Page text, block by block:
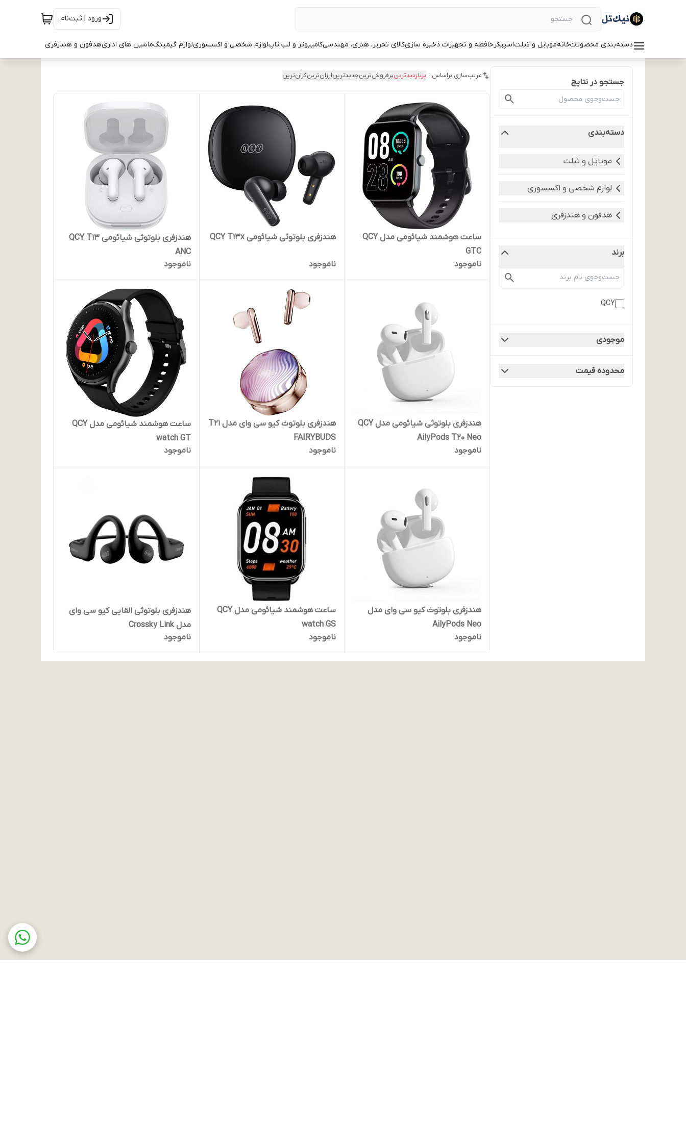
ورود | ثبت‌نام
دسته‌بندی محصولاتخانهموبایل و تبلتاسپیکرحافظه و تجهیزات ذخیره سازیکالای تحریر، هنری، مهندسیکامپیوتر و لپ تاپلوازم شخصی و اکسسوریلوازم گیمینگماشین های اداریهدفون و هندزفری
جستجو در نتایج
دسته‌بندی
موبایل و تبلت
لوازم شخصی و اکسسوری
هدفون و هندزفری
برند
QCY
موجودی
محدوده قیمت
مرتب‌سازی براساس: پربازدیدترینپرفروش‌ترینجدیدترینارزان‌ترینگران‌ترین
ساعت هوشمند شیائومی مدل QCY
GTC
ناموجود
هندزفری بلوتوثی شیائومی QCY T13x
ناموجود
هندزفری بلوتوثی شیائومی QCY T13
ANC
ناموجود
هندزفری بلوتوثی شیائومی مدل QCY
AilyPods T20 Neo
ناموجود
هندزفری بلوتوث کیو سی وای مدل T21
FAIRYBUDS
ناموجود
ساعت هوشمند شیائومی مدل QCY
watch GT
ناموجود
هندزفری بلوتوث کیو سی وای مدل
AilyPods Neo
ناموجود
ساعت هوشمند شیائومی مدل QCY
watch GS
ناموجود
هندزفری بلوتوثی القایی کیو سی وای
مدل Crossky Link
ناموجود